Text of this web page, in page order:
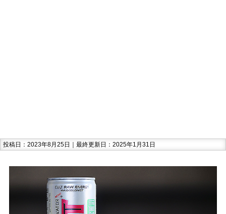
投稿日：2023年8月25日｜最終更新日：2025年1月31日